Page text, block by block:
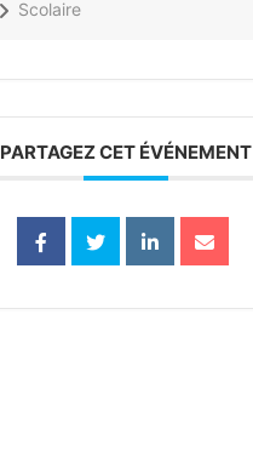
Scolaire
PARTAGEZ CET ÉVÉNEMENT